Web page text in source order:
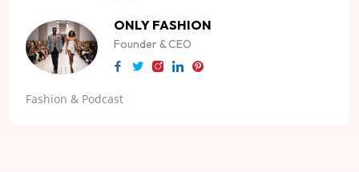
ONLY FASHION
Founder & CEO
Fashion & Podcast